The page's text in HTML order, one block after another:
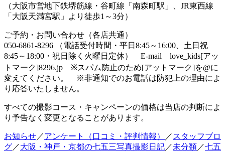
（大阪市営地下鉄堺筋線・谷町線「南森町駅」、JR東西線
「大阪天満宮駅」より徒歩1～3分）
ご予約・お問い合わせ（各店共通）
050-6861-8296 （電話受付時間・平日8:45～16:00、土日祝
8:45～18:00・祝日除く火曜日定休） E-mail love_kids[アッ
トマーク]8296.jp ※スパム防止のため[アットマーク]を@に
変えてください。 ※非通知でのお電話は防犯上の理由によ
り応答いたしません。
すべての撮影コース・キャンペーンの価格は当店の判断によ
り予告なく変更となることがあります。
お知らせ／アンケート（口コミ・評判情報） ／ スタッフブロ
グ／大阪・神戸・京都の七五三写真撮影日記／未分類／七五